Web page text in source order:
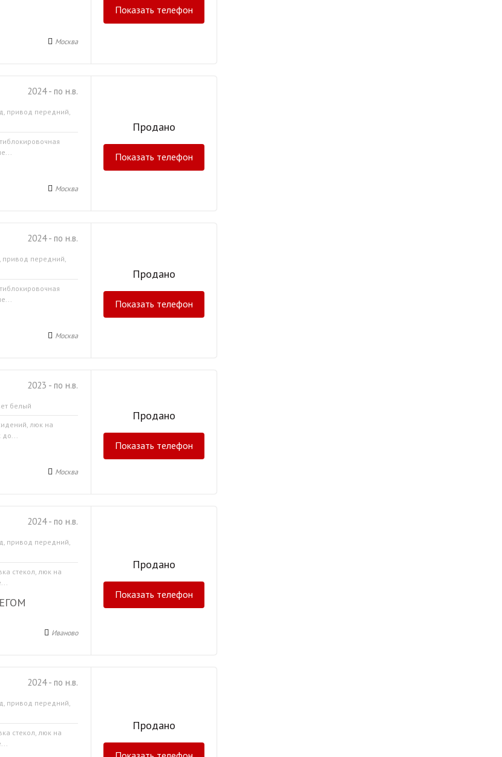
Москва
Показать телефон
2024 - по н.в.
привод передний,
Москва
Продано
Показать телефон
2024 - по н.в.
привод передний,
Москва
Продано
Показать телефон
2023 - по н.в.
белый
люк на
до...
Москва
Продано
Показать телефон
2024 - по н.в.
привод передний,
стекол, люк на
Иваново
Продано
Показать телефон
2024 - по н.в.
привод передний,
стекол, люк на
Продано